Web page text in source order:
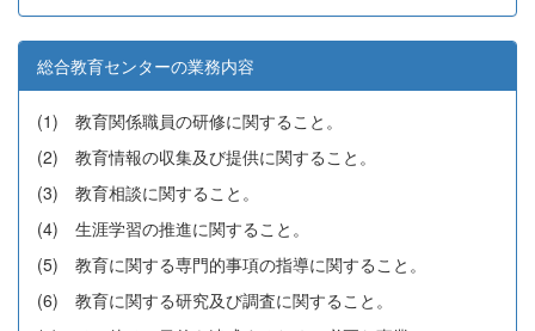
総合教育センターの業務内容
(1) 教育関係職員の研修に関すること。
(2) 教育情報の収集及び提供に関すること。
(3) 教育相談に関すること。
(4) 生涯学習の推進に関すること。
(5) 教育に関する専門的事項の指導に関すること。
(6) 教育に関する研究及び調査に関すること。